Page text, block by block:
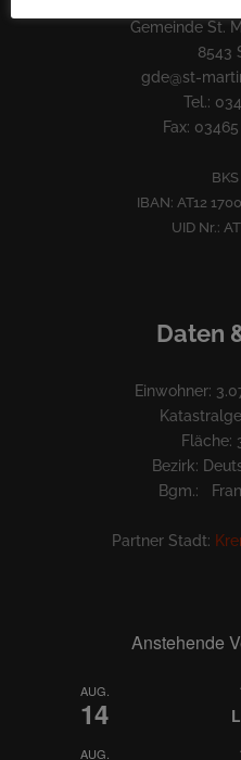
Gemeinde St.
8543
gde@st-
Tel.:
Fax:
IBAN: AT12
UID Nr.:
Daten
Einwohner:
Fläche:
Bezirk:
Bgm.:
Partner Stadt:
Anstehende
AUG.
14
AUG.